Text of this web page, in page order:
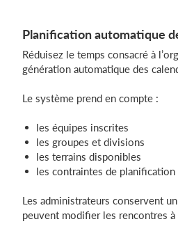
Planification automatique
Réduisez le temps consacré à
génération automatique des
Le système prend en compte :
les équipes inscrites
les groupes et divisions
les terrains disponibles
les contraintes de planification
Les administrateurs conservent
peuvent modifier les rencontres